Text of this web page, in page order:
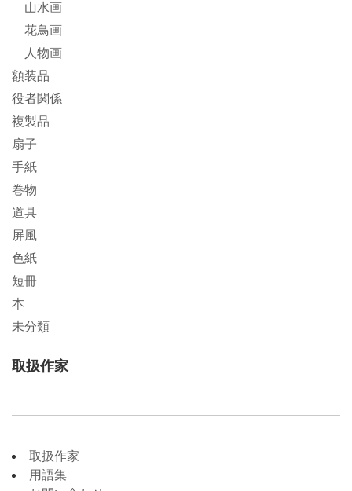
山水画
花鳥画
人物画
額装品
役者関係
複製品
扇子
手紙
巻物
道具
屏風
色紙
短冊
本
未分類
取扱作家
取扱作家
用語集